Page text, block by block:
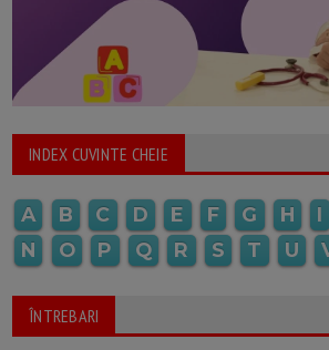
INDEX CUVINTE CHEIE
A B C D E F G H I
N
O P Q R S T U
ÎNTREBARI